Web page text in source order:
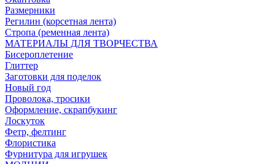
Размерники
Регилин (корсетная лента)
Стропа (ременная лента)
МАТЕРИАЛЫ ДЛЯ ТВОРЧЕСТВА
Бисероплетение
Глиттер
Заготовки для поделок
Новый год
Проволока, тросики
Оформление, скрапбукинг
Лоскуток
Фетр, фелтинг
Флористика
Фурнитура для игрушек